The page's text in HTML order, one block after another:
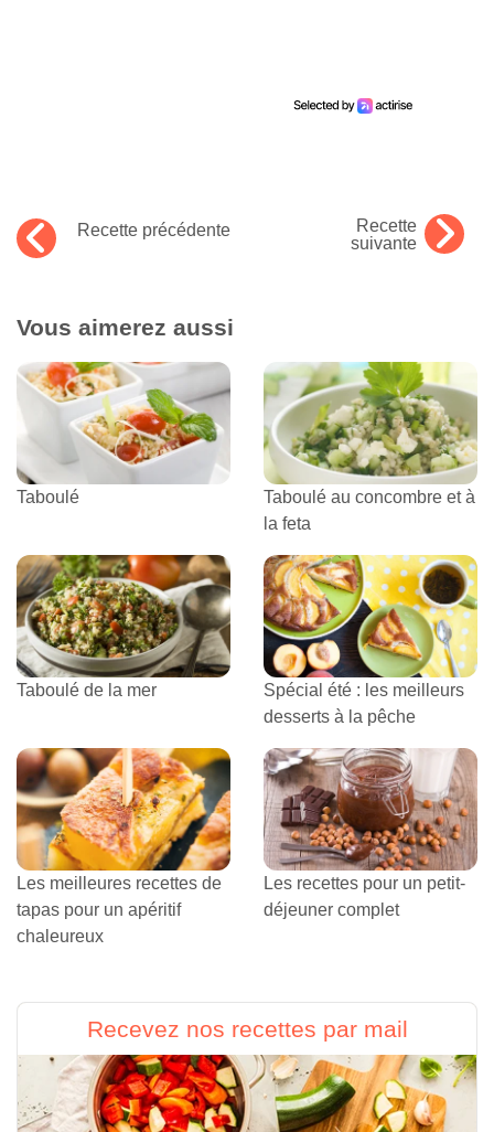
Recette précédente
Recette
suivante
Vous aimerez aussi
Taboulé
Taboulé au concombre et à
la feta
Taboulé de la mer
Spécial été : les meilleurs
desserts à la pêche
Les meilleures recettes de
tapas pour un apéritif
chaleureux
Les recettes pour un petit-
déjeuner complet
Recevez nos recettes par mail